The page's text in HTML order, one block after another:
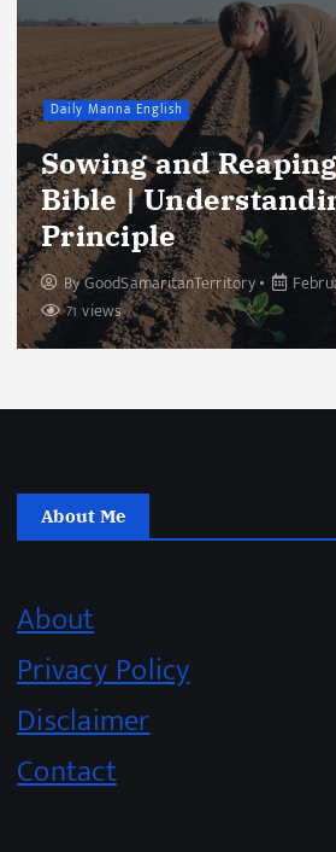
Daily Manna English
Sowing and
Bible |
Principle
ByGoodSamaritanTerritory
71 views
About Me
About
Privacy Policy
Disclaimer
Contact